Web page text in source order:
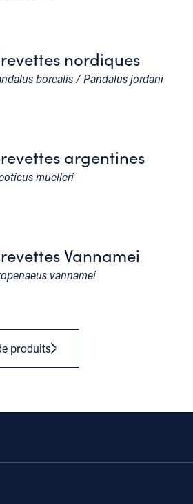
nordiques
borealis / Pandalus jordani
argentines
muelleri
Vannamei
vannamei
produits